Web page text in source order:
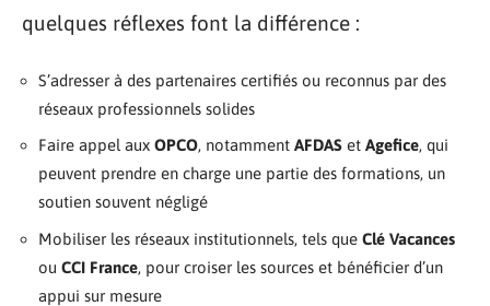
quelques réflexes font la différence :
S’adresser à des partenaires certifiés ou reconnus par des
réseaux professionnels solides
Faire appel aux OPCO, notamment AFDAS et Agefice, qui
peuvent prendre en charge une partie des formations, un
soutien souvent négligé
Mobiliser les réseaux institutionnels, tels que Clé Vacances
ou CCI France, pour croiser les sources et bénéficier d’un
appui sur mesure